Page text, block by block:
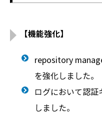
【機能強化】
repository
を強化しました。
ログにおいて認
しました。